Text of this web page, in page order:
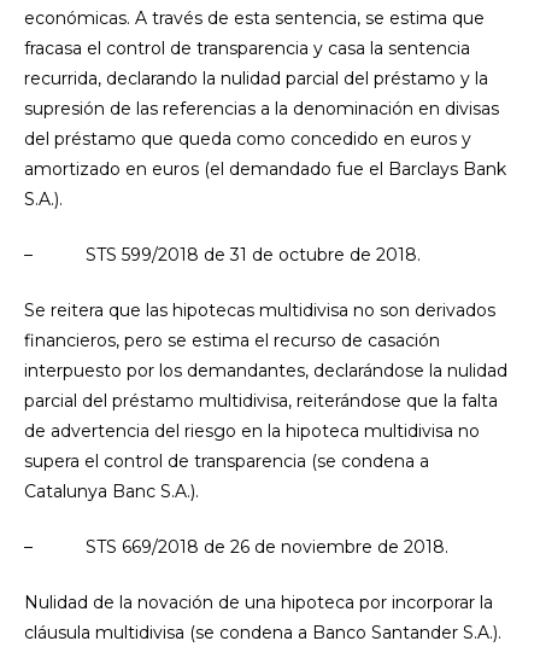
económicas. A través de esta sentencia, se estima que
fracasa el control de transparencia y casa la sentencia
recurrida, declarando la nulidad parcial del préstamo y la
supresión de las referencias a la denominación en divisas
del préstamo que queda como concedido en euros y
amortizado en euros (el demandado fue el Barclays Bank
S.A.).
– STS 599/2018 de 31 de octubre de 2018.
Se reitera que las hipotecas multidivisa no son derivados
financieros, pero se estima el recurso de casación
interpuesto por los demandantes, declarándose la nulidad
parcial del préstamo multidivisa, reiterándose que la falta
de advertencia del riesgo en la hipoteca multidivisa no
supera el control de transparencia (se condena a
Catalunya Banc S.A.).
– STS 669/2018 de 26 de noviembre de 2018.
Nulidad de la novación de una hipoteca por incorporar la
cláusula multidivisa (se condena a Banco Santander S.A.).